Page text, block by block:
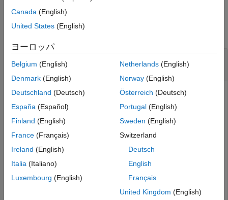
バージョン履歴
参考
例
すべて折りたたむ
を開く
R-Set ファイルをワークスペースに読み込みます。
filename =
R-Set ファイルを開き、R-Set データを表示します。
Canada (English)
United States (English)
ヨーロッパ
Belgium (English)
Denmark (English)
Deutschland (Deutsch)
España (Español)
Finland (English)
France (Français)
Ireland (English)
Italia (Italiano)
Luxembourg (English)
Netherlands(English)
Norway(English)
Österreich (Deutsch)
Portugal(English)
Sweden (English)
Switzerland
Deutsch
English
Français
United Kingdom (English)